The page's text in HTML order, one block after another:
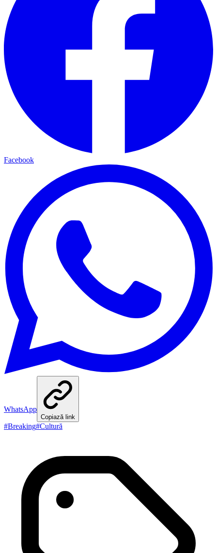
Facebook
WhatsApp
Copiază link
#Breaking#Cultură